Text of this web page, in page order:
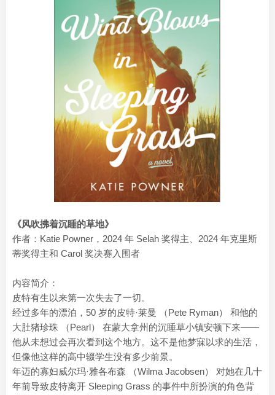
《风吹拂着沉睡的草地》
作者：Katie Powner，2024 年 Selah 奖得主、2024 年克里斯
蒂奖得主和 Carol 奖决赛入围者
内容简介：
皮特有生以来第一次失去了一切。
经过多年的漂泊，50 岁的皮特·莱曼 （Pete Ryman） 和他的
大肚猪珍珠 （Pearl） 在蒙大拿州的沉睡草小镇安顿下来——
他从未想过会再次看到这个地方。这不是他梦寐以求的生活，
但像他这样的高中辍学生没有多少前景。
年迈的寡妇威尔玛·雅各布森 （Wilma Jacobsen） 对她在几十
年前导致皮特离开 Sleeping Grass 的事件中所扮演的角色背